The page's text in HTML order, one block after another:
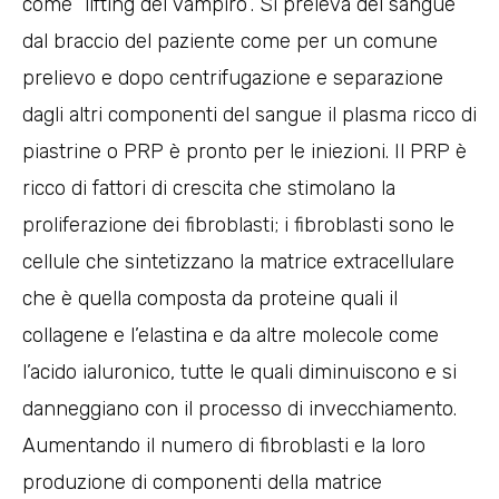
dal braccio del paziente come per un comune
prelievo e dopo centrifugazione e separazione
dagli altri componenti del sangue il plasma ricco di
piastrine o PRP è pronto per le iniezioni. Il PRP è
ricco di fattori di crescita che stimolano la
proliferazione dei fibroblasti; i fibroblasti sono le
cellule che sintetizzano la matrice extracellulare
che è quella composta da proteine quali il
collagene e l’elastina e da altre molecole come
l’acido ialuronico, tutte le quali diminuiscono e si
danneggiano con il processo di invecchiamento.
Aumentando il numero di fibroblasti e la loro
produzione di componenti della matrice